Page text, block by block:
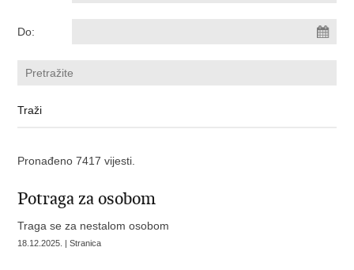
Do:
Pronađeno 7417 vijesti.
Potraga za osobom
Traga se za nestalom osobom
18.12.2025. | Stranica